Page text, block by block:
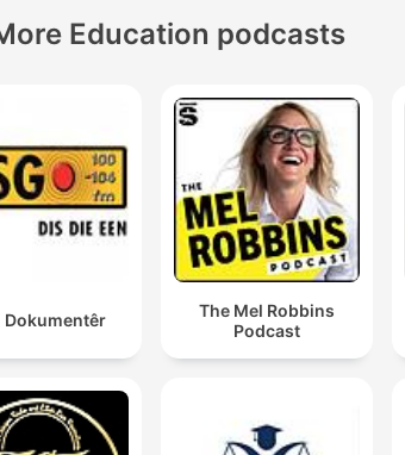
Education podcasts
Dokumentêr
The Mel Robbins
Podcast